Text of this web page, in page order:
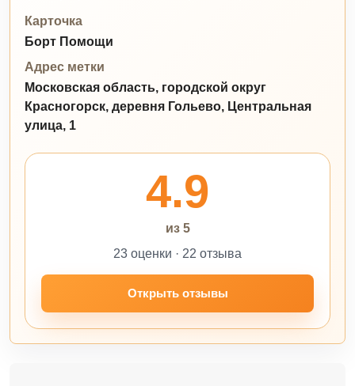
Карточка
Борт Помощи
Адрес метки
Московская область, городской округ
Красногорск, деревня Гольево, Центральная
улица, 1
4.9
из 5
23 оценки · 22 отзыва
Открыть отзывы